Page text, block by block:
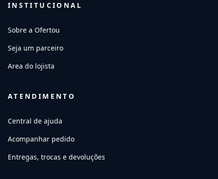
INSTITUCIONAL
Sobre a Ofertou
Seja um parceiro
Area do lojista
ATENDIMENTO
Central de ajuda
Acompanhar pedido
Entregas, trocas e devoluções